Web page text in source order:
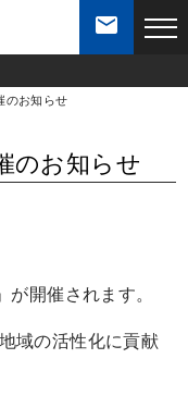
mail
会社案内
私達の強み
施工実績
のお知らせ
のお知らせ
開催されます。
域の活性化に貢献